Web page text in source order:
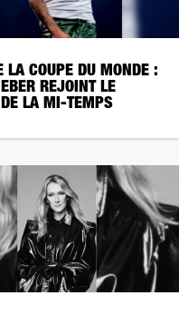
LA COUPE DU MONDE :
REJOINT LE
DE LA MI-TEMPS